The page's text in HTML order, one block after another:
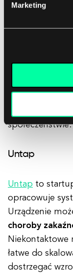
Marketing
internetowego
mobilnej dla
opieki
Untap
Untap to
opracowuje
Urządzenie
choroby
Niekontaktowe
łatwe do
dostrzegać